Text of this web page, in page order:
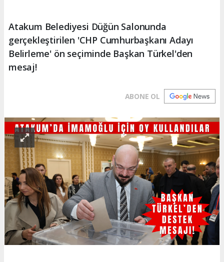
Atakum Belediyesi Düğün Salonunda
gerçekleştirilen 'CHP Cumhurbaşkanı Adayı
Belirleme' ön seçiminde Başkan Türkel'den
mesaj!
ABONE OL